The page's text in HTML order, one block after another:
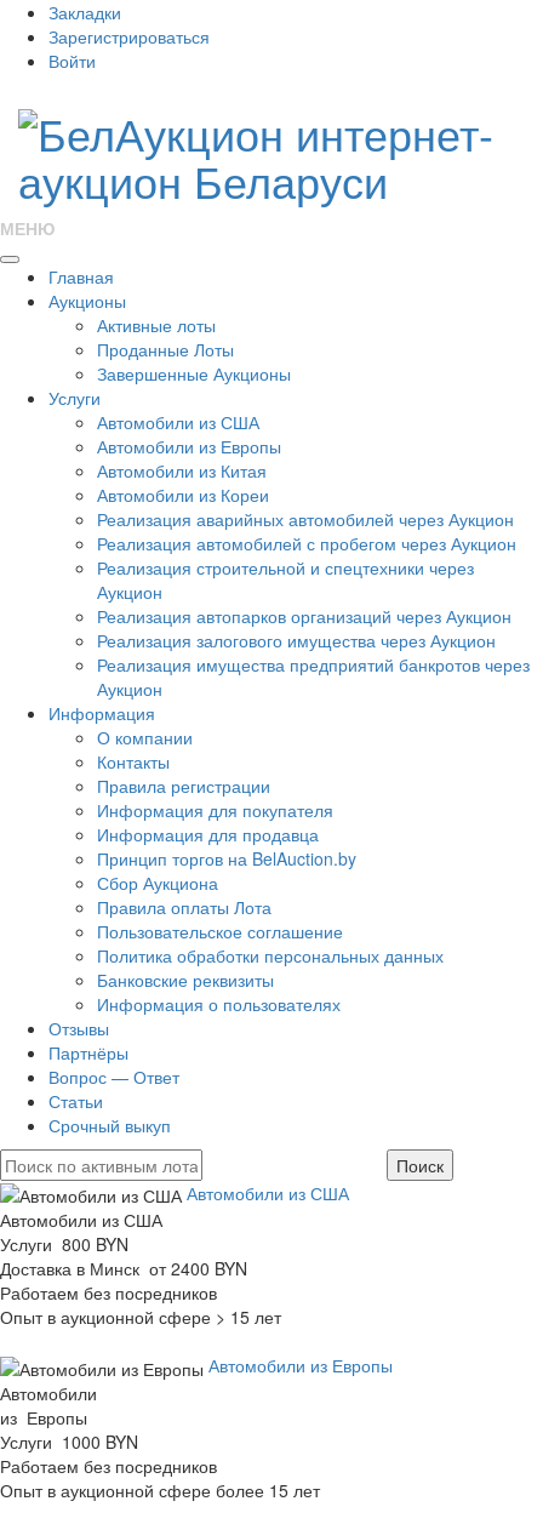
Закладки
Зарегистрироваться
Войти
МЕНЮ
Главная
Аукционы
Активные лоты
Проданные Лоты
Завершенные Аукционы
Услуги
Автомобили из США
Автомобили из Европы
Автомобили из Китая
Автомобили из Кореи
Реализация аварийных автомобилей через Аукцион
Реализация автомобилей с пробегом через Аукцион
Реализация строительной и спецтехники через
Аукцион
Реализация автопарков организаций через Аукцион
Реализация залогового имущества через Аукцион
Реализация имущества предприятий банкротов через
Аукцион
Информация
О компании
Контакты
Правила регистрации
Информация для покупателя
Информация для продавца
Принцип торгов на BelAuction.by
Сбор Аукциона
Правила оплаты Лота
Пользовательское соглашение
Политика обработки персональных данных
Банковские реквизиты
Информация о пользователях
Отзывы
Партнёры
Вопрос — Ответ
Статьи
Срочный выкуп
Автомобили из США
Автомобили из США
Услуги 800 BYN
Доставка в Минск от 2400 BYN
Работаем без посредников
Опыт в аукционной сфере > 15 лет
Автомобили из Европы
Автомобили
из Европы
Услуги 1000 BYN
Работаем без посредников
Опыт в аукционной сфере более 15 лет